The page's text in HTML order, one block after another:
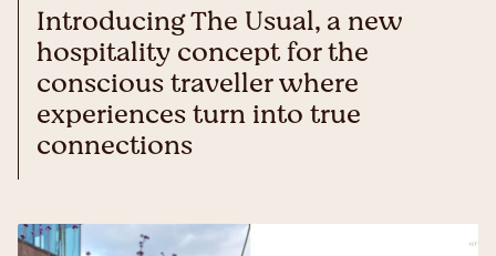
Introducing The Usual, a new
hospitality concept for the
conscious traveller where
experiences turn into true
connections